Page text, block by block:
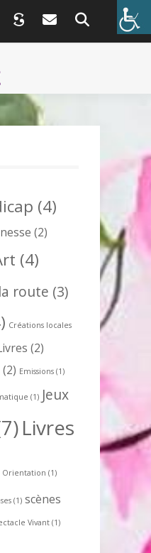
(4)
(2)
(4)
route (3)
Créations locales
(2)
(2) Emissions (1)
(1) Jeux
Livres
Orientation (1)
(1) scènes
Vivant (1)